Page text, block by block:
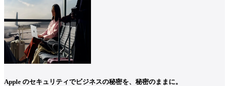
Apple のセキュリティでビジネスの秘密を、秘密のままに。